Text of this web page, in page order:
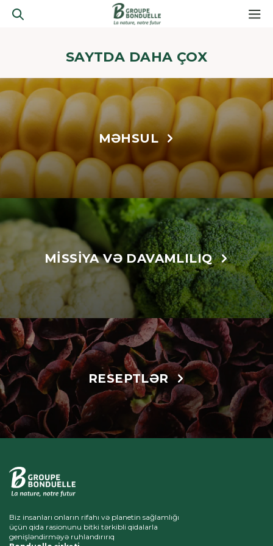
SAYTDA DAHA ÇOX
MƏHSUL
MISSIYA VƏ DAVAMLILIQ
RESEPTLƏR
Biz insanları onların rifahı və planetin sağlamlığı
üçün qida rasionunu bitki tərkibli qidalarla
genişləndirməyə ruhlandırırıq